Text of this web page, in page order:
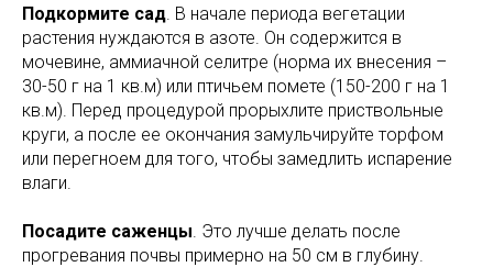
Подкормите сад. В начале периода вегетации
растения нуждаются в азоте. Он содержится в
мочевине, аммиачной селитре (норма их внесения –
30-50 г на 1 кв.м) или птичьем помете (150-200 г на 1
кв.м). Перед процедурой прорыхлите приствольные
круги, а после ее окончания замульчируйте торфом
или перегноем для того, чтобы замедлить испарение
влаги.
Посадите саженцы. Это лучше делать после
прогревания почвы примерно на 50 см в глубину.